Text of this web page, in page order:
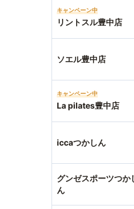
キャンペーン中
リントスル豊中店
ソエル豊中店
キャンペーン中
La pilates豊中店
iccaつかしん
グンゼスポーツつか
ん